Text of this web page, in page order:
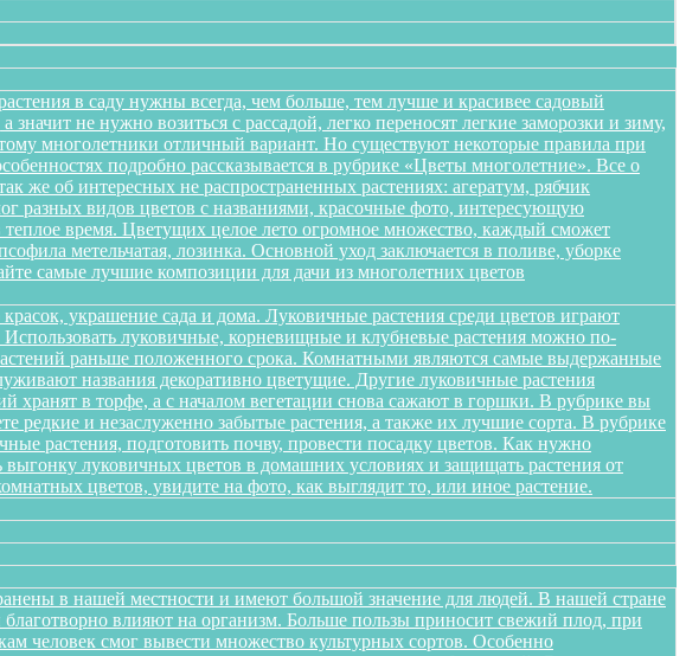
в саду нужны всегда, чем больше, тем лучше и красивее садовый
не нужно возиться с рассадой, легко переносят легкие заморозки и зиму,
многолетники отличный вариант. Но существуют некоторые правила при
подробно рассказывается в рубрике «Цветы многолетние». Все о
об интересных не распространенных растениях: агератум, рябчик
разных видов цветов с названиями, красочные фото, интересующую
время. Цветущих целое лето огромное множество, каждый сможет
метельчатая, лозинка. Основной уход заключается в поливе, уборке
самые лучшие композиции для дачи из многолетних цветов
украшение сада и дома. Луковичные растения среди цветов играют
луковичные, корневищные и клубневые растения можно по-
раньше положенного срока. Комнатными являются самые выдержанные
названия декоративно цветущие. Другие луковичные растения
хранят в торфе, а с началом вегетации снова сажают в горшки. В рубрике вы
и незаслуженно забытые растения, а также их лучшие сорта. В рубрике
растения, подготовить почву, провести посадку цветов. Как нужно
луковичных цветов в домашних условиях и защищать растения от
цветов, увидите на фото, как выглядит то, или иное растение.
в нашей местности и имеют большой значение для людей. В нашей стране
влияют на организм. Больше пользы приносит свежий плод, при
человек смог вывести множество культурных сортов. Особенно